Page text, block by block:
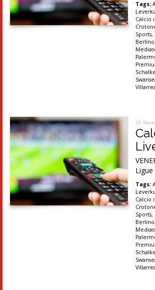
Tags:
Calcio
Sports,
Berlino,
20
Tags:
Calcio
Sports,
Berlino,